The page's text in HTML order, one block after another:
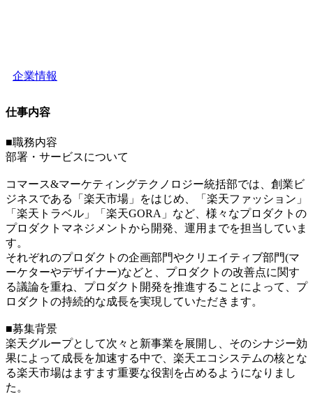
企業情報
仕事内容
■職務内容
部署・サービスについて
コマース&マーケティングテクノロジー統括部では、創業ビ
ジネスである「楽天市場」をはじめ、「楽天ファッション」
「楽天トラベル」「楽天GORA」など、様々なプロダクトの
プロダクトマネジメントから開発、運用までを担当していま
す。
それぞれのプロダクトの企画部門やクリエイティブ部門(マ
ーケターやデザイナー)などと、プロダクトの改善点に関す
る議論を重ね、プロダクト開発を推進することによって、プ
ロダクトの持続的な成長を実現していただきます。
■募集背景
楽天グループとして次々と新事業を展開し、そのシナジー効
果によって成長を加速する中で、楽天エコシステムの核とな
る楽天市場はますます重要な役割を占めるようになりまし
た。